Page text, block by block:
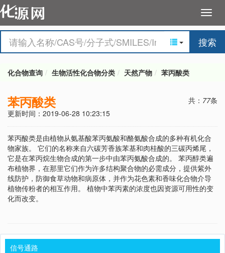
搜索
化合物查询 生物活性化合物分类 天然产物 苯丙酸类
苯丙酸类 共： 77条
更新时间：2019-06-28 10:23:15
苯丙酸类是由植物从氨基酸苯丙氨酸和酪氨酸合成的多种有机化合
物家族。 它们的名称来自六碳芳香族苯基和肉桂酸的三碳丙烯尾，
它是在苯丙烷生物合成的第一步中由苯丙氨酸合成的。 苯丙醇类遍
布植物界，在那里它们作为许多结构聚合物的必需成分，提供紫外
线防护，防御食草动物和病原体，并作为花色素和香味化合物介导
植物传粉者的相互作用。 植物中苯丙素的浓度也因资源可用性的变
化而改变。
信号通路